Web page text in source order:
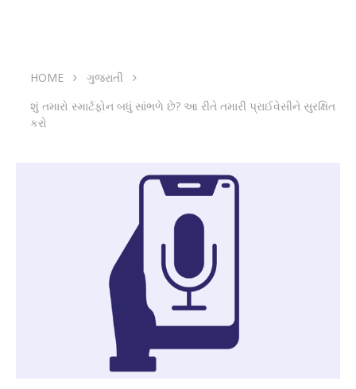
HOME
ગુજરાતી
શું તમારો સ્માર્ટફોન બધું સાંભળે છે? આ રીતે તમારી પ્રાઈવેસીને સુરક્ષિત
કરો